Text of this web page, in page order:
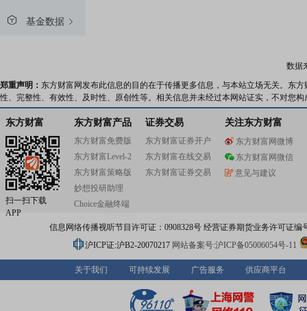
基金数据
数据
郑重声明： 东方财富网发布此信息的目的在于传播更多信息，与本站立场无关。东
性、完整性、有效性、及时性、原创性等。相关信息并未经过本网站证实，不对您
东方财富
扫一扫下载
APP
东方财富产品
东方财富免费版
东方财富Level-2
东方财富策略版
妙想投研助理
Choice金融终端
证券交易
东方财富证券开户
东方财富在线交易
东方财富证券交易
关注东方财富
东方财富网微博
东方财富网微信
意见与建议
信息网络传播视听节目许可证：0908328号 经营证券期货业务许可证编
沪ICP证:沪B2-20070217 网站备案号:沪ICP备05006054号-11
关于我们 可持续发展 广告服务 供应商平台